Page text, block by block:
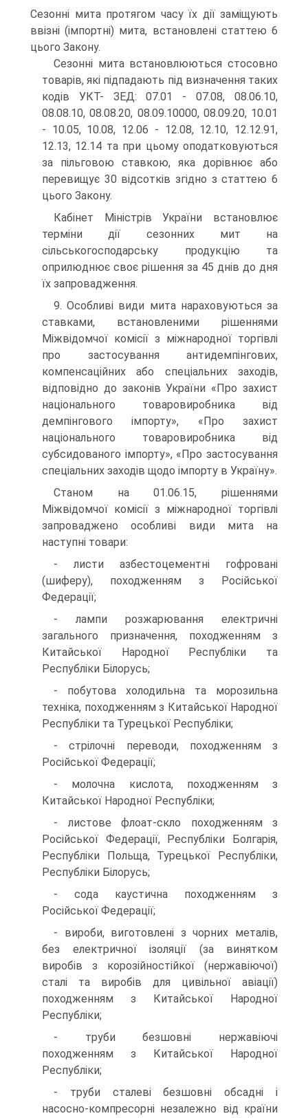
Сезонні мита протягом часу їх дії заміщують
ввізні (імпортні) мита, встановлені статтею 6
цього Закону.
Сезонні мита встановлюються стосовно
товарів, які підпадають під визначення таких
кодів УКТ- ЗЕД: 07.01 - 07.08, 08.06.10,
08.08.10, 08.08.20, 08.09.10000, 08.09.20, 10.01
- 10.05, 10.08, 12.06 - 12.08, 12.10, 12.12.91,
12.13, 12.14 та при цьому оподатковуються
за пільговою ставкою, яка дорівнює або
перевищує 30 відсотків згідно з статтею 6
цього Закону.
Кабінет Міністрів України встановлює
терміни дії сезонних мит на
сільськогосподарську проду­кцію та
оприлюднює своє рішення за 45 днів до дня
їх запровадження.
9. Особливі види мита нараховуються за
ставками, встановленими рішеннями
Міжвідомчої комісії з міжнародної торгівлі
про застосування антидемпінгових,
компенсаційних або спеціа­льних заходів,
відповідно до законів України «Про захист
національного товаровиробника від
демпінгового імпорту», «Про захист
національного товаровиробника від
субсидованого імпор­ту», «Про застосування
спеціальних заходів щодо імпорту в Україну».
Станом на 01.06.15, рішеннями
Міжвідомчої комісії з міжнародної торгівлі
запроваджено особ­ливі види мита на
наступні товари:
- листи азбестоцементні гофровані
(шиферу), походженням з Російської
Федерації;
- лампи розжарювання електричні
загального призначення, походженням з
Китайської Народної Республіки та
Республіки Білорусь;
- побутова холодильна та морозильна
техніка, походженням з Китайської Народної
Республіки та Турецької Республіки;
- стрілочні переводи, походженням з
Російської Федерації;
- молочна кислота, походженням з
Китайської Народної Республіки;
- листове флоат-скло походженням з
Російської Федерації, Республіки Болгарія,
Республіки Польща, Турецької Республіки,
Республіки Білорусь;
- сода каустична походженням з
Російської Федерації;
- вироби, виготовлені з чорних металів,
без електричної ізоляції (за винятком
виробів з корозій­ностійкої (нержавіючої)
сталі та виробів для цивільної авіації)
походженням з Китайської Народної
Республіки;
- труби безшовні нержавіючі
походженням з Китайської Народної
Республіки;
- труби сталеві безшовні обсадні і
насосно-компресорні незалежно від країни